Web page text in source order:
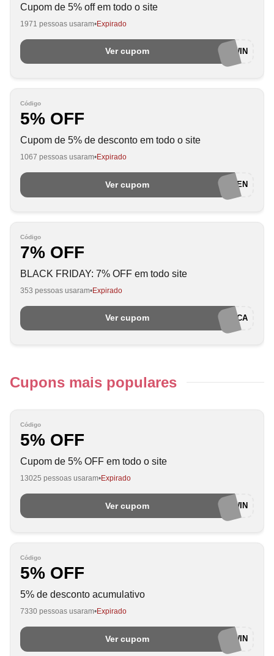
Cupom de 5% off em todo o site
1971 pessoas usaram Expirado
Ver cupom AWIN
Código
5% OFF
Cupom de 5% de desconto em todo o site
1067 pessoas usaram Expirado
Ver cupom RAKUTEN
Código
7% OFF
BLACK FRIDAY: 7% OFF em todo site
353 pessoas usaram Expirado
Ver cupom MOTOCA
Cupons mais populares
Código
5% OFF
Cupom de 5% OFF em todo o site
13025 pessoas usaram Expirado
Ver cupom AWIN
Código
5% OFF
5% de desconto acumulativo
7330 pessoas usaram Expirado
Ver cupom AWIN